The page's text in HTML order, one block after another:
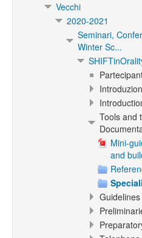
Vecchi
2020-2021
Seminari,
Winter Sc...
Tools and
Mini-
and